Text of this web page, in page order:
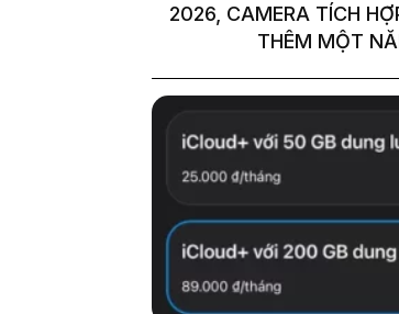
2026, CAMERA TÍCH
THÊM MỘT